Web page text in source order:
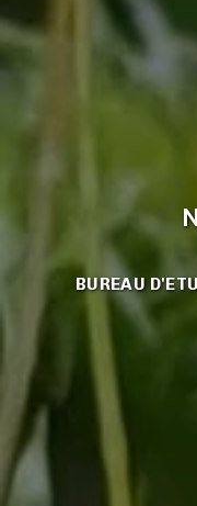
BUREAU